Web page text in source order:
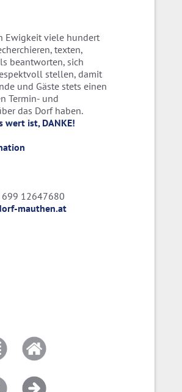
Ewigkeit viele hundert
texten,
beantworten, sich
stellen, damit
und Gäste stets einen
Termin- und
das Dorf haben.
wert ist, DANKE!
699 12647680
mauthen.at